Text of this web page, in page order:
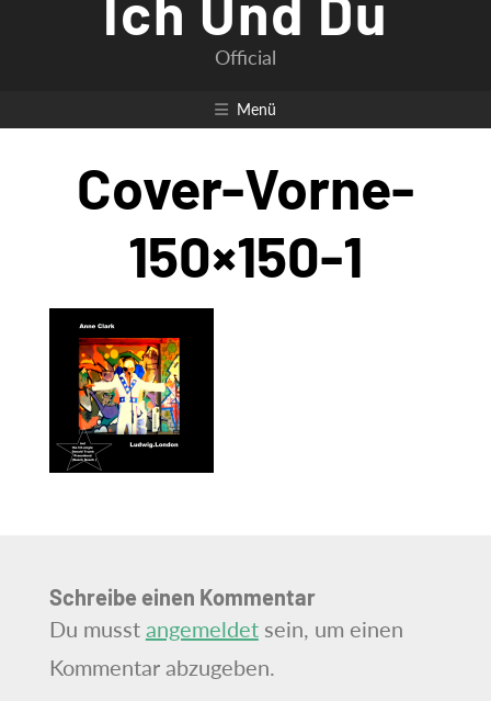
Official
Menü
Cover-Vorne-
150×150-1
Schreibe einen Kommentar
Du musst angemeldetsein, um einen
Kommentar abzugeben.